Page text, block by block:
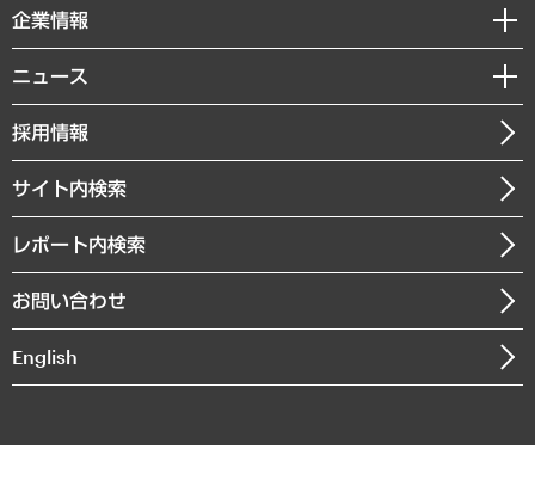
共生・ダイバーシティ
GRC（ガバナンス・リスク・コンプライアンス）・防災（政策）
経済・産業・雇用・労働
まちづくり・観光・交通・スポーツ・スマートシティ
自然資源・農林水産業・食料システム
コラム
経営用語集
受託・受注実績（官公庁関連）
メディア掲載・出演
セミナー・イベント情報
MUFGビジネスセミナー
受託案件情報
企業情報
私たちの想い
社長メッセージ
会社概要
沿革
組織図・本部部室紹介
インドネシア現地法人
個人情報保護方針
ニュース
ニュースリリース
お知らせ
採用情報
サイト内検索
レポート内検索
お問い合わせ
English